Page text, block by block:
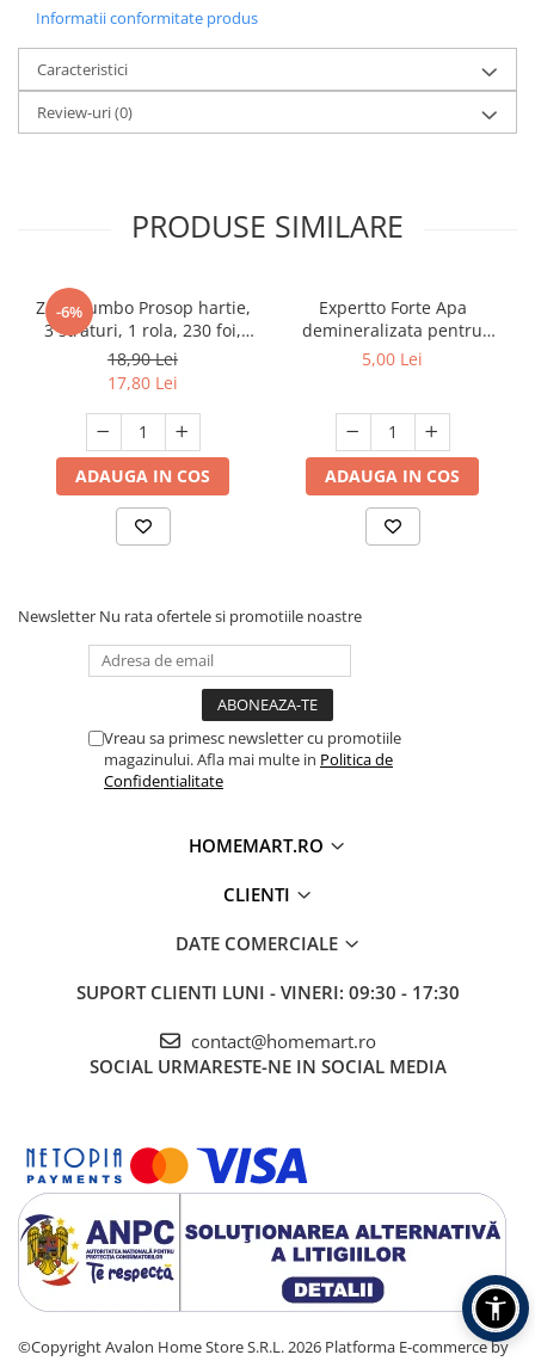
Informatii conformitate produs
Caracteristici
Review-uri(0)
PRODUSE SIMILARE
-6%
Zewa Jumbo Prosop hartie,
3 straturi, 1 rola, 230 foi,
Premium Expert
18,90 Lei
17,80 Lei
ADAUGA IN COS
Expertto Forte Apa
demineralizata pentru
fierul de calcat, 1 L, Floral
5,00 Lei
ADAUGA IN COS
Newsletter Nu rata ofertele si promotiile noastre
Vreau sa primesc newsletter cu promotiile
magazinului. Afla mai multe in Politica de
Confidentialitate
HOMEMART.RO
CLIENTI
DATE COMERCIALE
SUPORT CLIENTI LUNI - VINERI: 09:30 - 17:30
contact@homemart.ro
SOCIAL URMARESTE-NE IN SOCIAL MEDIA
©Copyright Avalon Home Store S.R.L. 2026 Platforma E-commerce by